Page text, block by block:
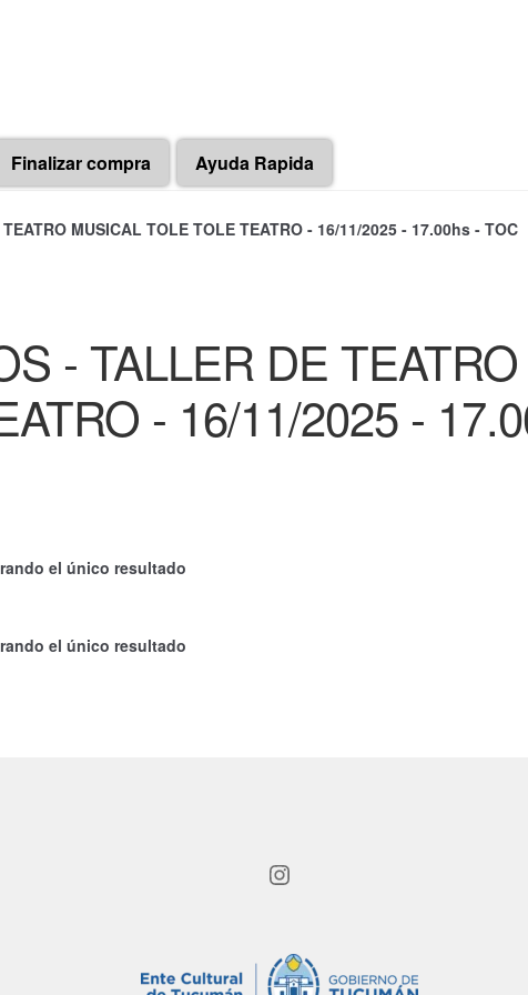
Finalizar compra Ayuda Rapida
MUSICAL TOLE TOLE TEATRO - 16/11/2025 - 17.00hs - TOC
- TALLER DE
- 16/11/2025 -
el único resultado
el único resultado
Instagram